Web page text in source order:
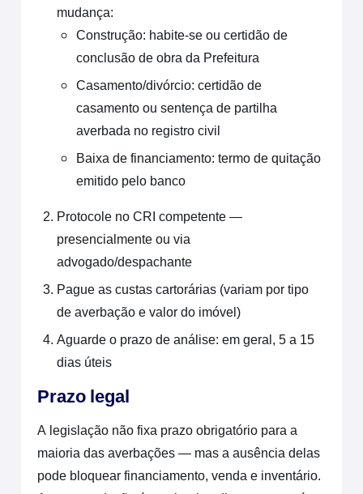
mudança:
Construção: habite-se ou certidão de
conclusão de obra da Prefeitura
Casamento/divórcio: certidão de
casamento ou sentença de partilha
averbada no registro civil
Baixa de financiamento: termo de quitação
emitido pelo banco
Protocole no CRI competente —
presencialmente ou via
advogado/despachante
Pague as custas cartorárias (variam por tipo
de averbação e valor do imóvel)
Aguarde o prazo de análise: em geral, 5 a 15
dias úteis
Prazo legal
A legislação não fixa prazo obrigatório para a
maioria das averbações — mas a ausência delas
pode bloquear financiamento, venda e inventário.